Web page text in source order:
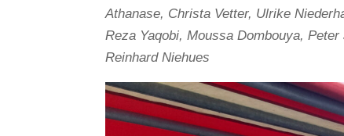
Athanase, Christa Vetter, Ulrike
Reza Yaqobi, Moussa Dombouya,
Reinhard Niehues